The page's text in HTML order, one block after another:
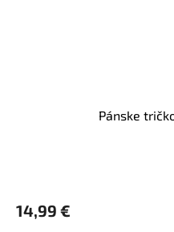
Pánske
14,99 €